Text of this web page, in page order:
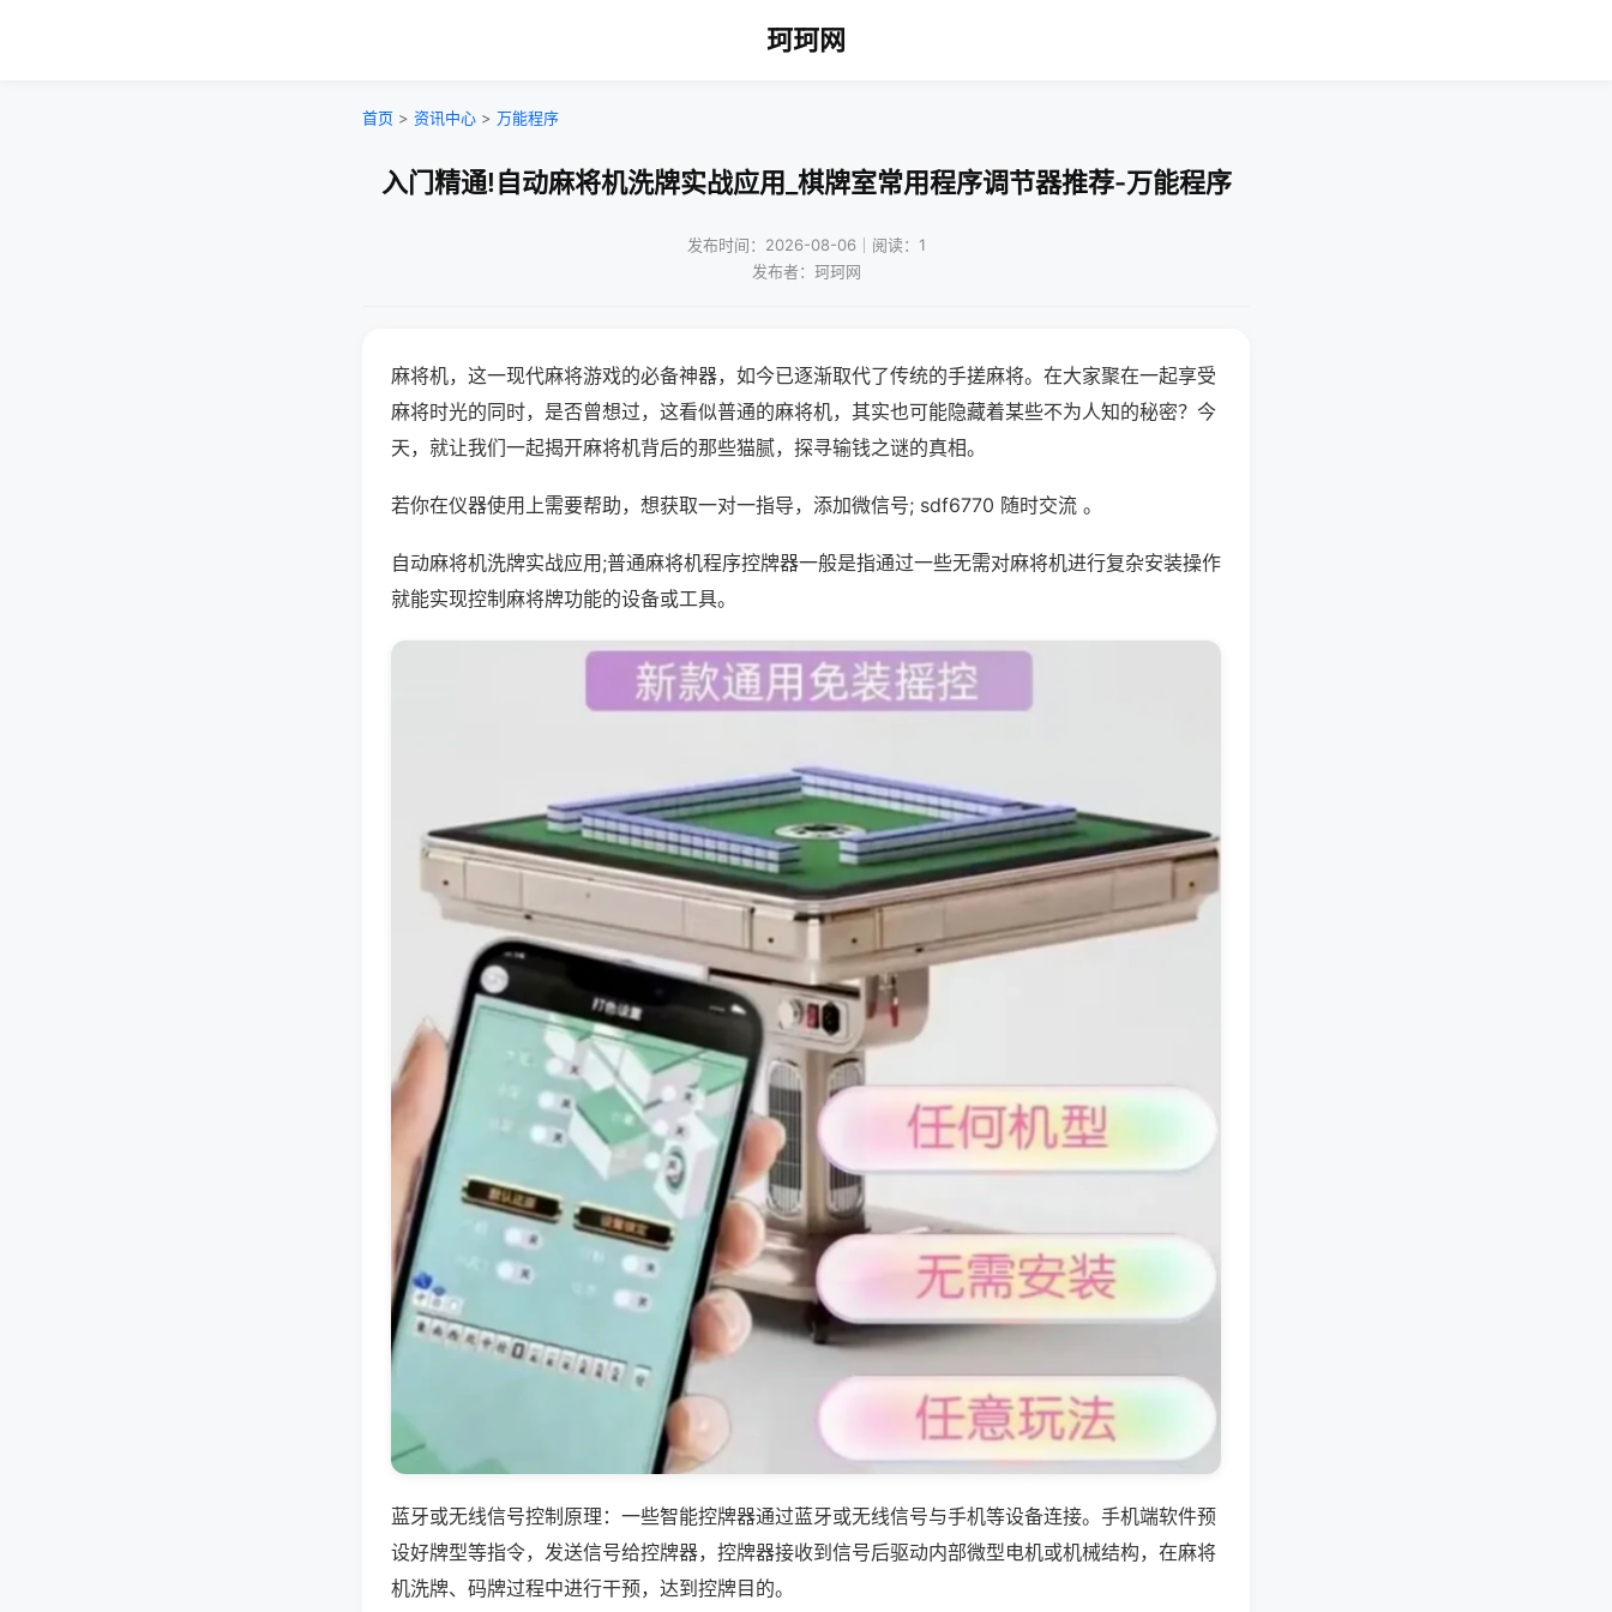
珂珂网
首页 > 资讯中心 > 万能程序
入门精通!自动麻将机洗牌实战应用_棋牌室常用程序调节器推荐-万能程序
发布时间：2026-08-06｜阅读：1
发布者：珂珂网
麻将机，这一现代麻将游戏的必备神器，如今已逐渐取代了传统的手搓麻将。在大家聚在一起享受
麻将时光的同时，是否曾想过，这看似普通的麻将机，其实也可能隐藏着某些不为人知的秘密？今
天，就让我们一起揭开麻将机背后的那些猫腻，探寻输钱之谜的真相。
若你在仪器使用上需要帮助，想获取一对一指导，添加微信号; sdf6770 随时交流 。
自动麻将机洗牌实战应用;普通麻将机程序控牌器一般是指通过一些无需对麻将机进行复杂安装操作
就能实现控制麻将牌功能的设备或工具。
蓝牙或无线信号控制原理：一些智能控牌器通过蓝牙或无线信号与手机等设备连接。手机端软件预
设好牌型等指令，发送信号给控牌器，控牌器接收到信号后驱动内部微型电机或机械结构，在麻将
机洗牌、码牌过程中进行干预，达到控牌目的。